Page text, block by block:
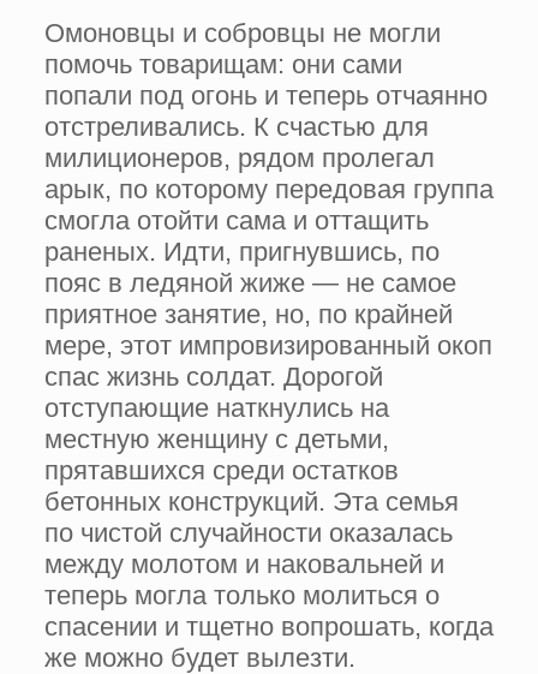
Омоновцы и собровцы не могли
помочь товарищам: они сами
попали под огонь и теперь отчаянно
отстреливались. К счастью для
милиционеров, рядом пролегал
арык, по которому передовая группа
смогла отойти сама и оттащить
раненых. Идти, пригнувшись, по
пояс в ледяной жиже — не самое
приятное занятие, но, по крайней
мере, этот импровизированный окоп
спас жизнь солдат. Дорогой
отступающие наткнулись на
местную женщину с детьми,
прятавшихся среди остатков
бетонных конструкций. Эта семья
по чистой случайности оказалась
между молотом и наковальней и
теперь могла только молиться о
спасении и тщетно вопрошать, когда
же можно будет вылезти.